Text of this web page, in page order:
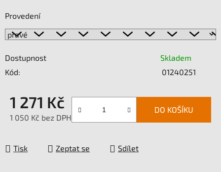
Provedení
Dostupnost
Skladem
Kód:
01240251
1 271 Kč
1 050 Kč bez DPH
DO KOŠÍKU
Tisk Zeptat se Sdílet